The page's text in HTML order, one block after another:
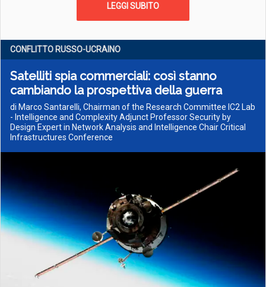
LEGGI SUBITO
CONFLITTO RUSSO-UCRAINO
Satelliti spia commerciali: così stanno
cambiando la prospettiva della guerra
di Marco Santarelli, Chairman of the Research Committee IC2 Lab
- Intelligence and Complexity Adjunct Professor Security by
Design Expert in Network Analysis and Intelligence Chair Critical
Infrastructures Conference